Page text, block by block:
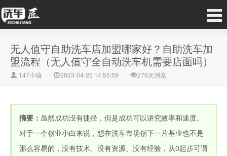
无人值守自助洗车店加盟哪家好？自助洗车加
盟流程（无人值守全自动洗车机需要店面吗）
147小编 2023-04-25 14:55:59 276次浏览
摘要： 虽然成功没有捷径，但是成功可以讲究效率和速度。
对于一个创业小白来说，想在洗车市场创下一片基业也不是
那么容易的，没有技术、没有资源、没有经验，从0起步可谓